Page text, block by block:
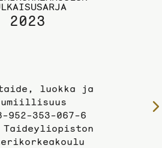
2023
luokka ja
952-353-067-6
Taideyliopiston